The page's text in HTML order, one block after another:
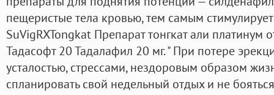
пещеристые тела кровью, тем самым
SuVigRXTongkat Препарат тонгкат али платинум
Тадасофт 20 Тадалафил 20 мг. " При потере
усталостью, стрессами, нездоровым образом
спланировать свой недельный отдых и не